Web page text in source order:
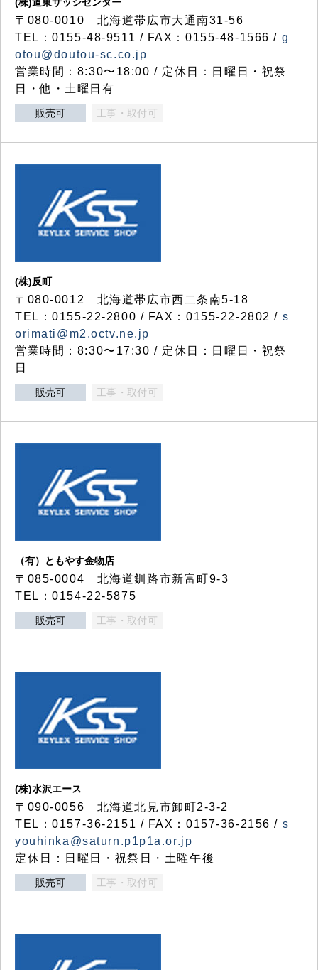
〒080-0010 北海道帯広市大通南31-56
TEL：0155-48-9511 / FAX：0155-48-1566 / g
otou@doutou-sc.co.jp
営業時間：8:30〜18:00 / 定休日：日曜日・祝祭
日・他・土曜日有
販売可 工事・取付可
(株)反町
〒080-0012 北海道帯広市西二条南5-18
TEL：0155-22-2800 / FAX：0155-22-2802 / s
orimati@m2.octv.ne.jp
営業時間：8:30〜17:30 / 定休日：日曜日・祝祭
日
販売可 工事・取付可
（有）ともやす金物店
〒085-0004 北海道釧路市新富町9-3
TEL：0154-22-5875
販売可 工事・取付可
(株)水沢エース
〒090-0056 北海道北見市卸町2-3-2
TEL：0157-36-2151 / FAX：0157-36-2156 / s
youhinka@saturn.p1p1a.or.jp
定休日：日曜日・祝祭日・土曜午後
販売可 工事・取付可